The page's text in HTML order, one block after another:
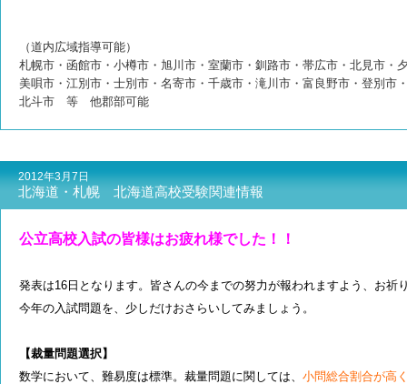
（道内広域指導可能）
札幌市・函館市・小樽市・旭川市・室蘭市・釧路市・帯広市・北見市・
美唄市・江別市・士別市・名寄市・千歳市・滝川市・富良野市・登別市
北斗市 等 他郡部可能
2012年3月7日
北海道・札幌 北海道高校受験関連情報
公立高校入試の皆様はお疲れ様でした！！
発表は16日となります。皆さんの今までの努力が報われますよう、お祈
今年の入試問題を、少しだけおさらいしてみましょう。
【裁量問題選択】
数学において、難易度は標準。裁量問題に関しては、 小問総合割合が高